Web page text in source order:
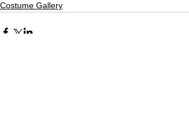
Costume Gallery